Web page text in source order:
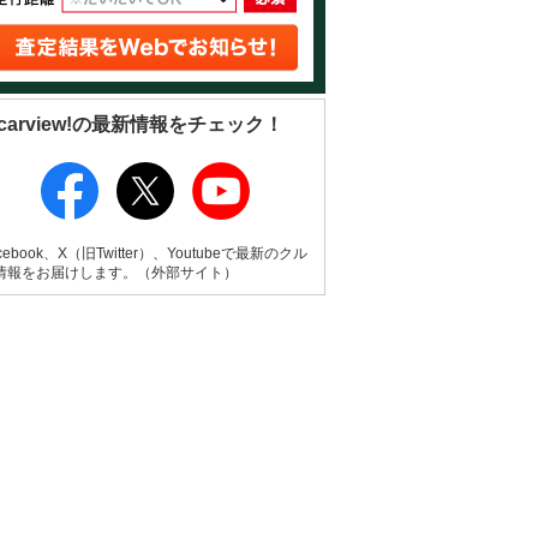
の最新情報をチェック！
、X（旧Twitter）、Youtubeで最新のクル
報をお届けします。（外部サイト）